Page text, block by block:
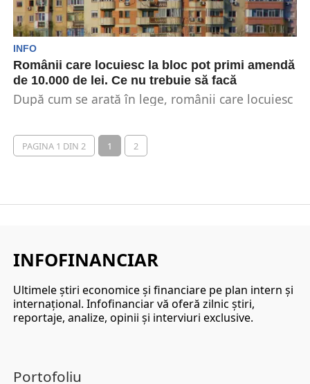
INFO
Românii care locuiesc la bloc pot primi amendă
de 10.000 de lei. Ce nu trebuie să facă
După cum se arată în lege, românii care locuiesc
PAGINA 1 DIN 2 1 2
INFOFINANCIAR
Ultimele ştiri economice şi financiare pe plan intern şi
internaţional. Infofinanciar vă oferă zilnic ştiri,
reportaje, analize, opinii şi interviuri exclusive.
Portofoliu